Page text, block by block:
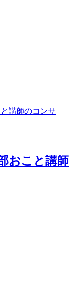
おこと講師